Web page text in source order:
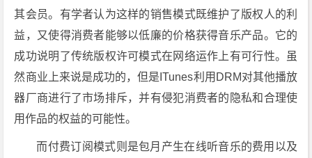
其会员。有学者认为这样的销售模式既维护了版权人的利
益，又使得消费者能够以低廉的价格获得音乐产品。它的
成功说明了传统版权许可模式在网络运作上有可行性。虽
然商业上来说是成功的，但是ITunes利用DRM对其他播放
器厂商进行了市场排斥，并有侵犯消费者的隐私和合理使
用作品的权益的可能性。
而付费订阅模式则是包月产生在线听音乐的费用以及